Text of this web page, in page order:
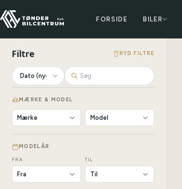
FORSIDE BILER
Filtre RYD FILTRE
MÆRKE & MODEL
MODELÅR
FRA TIL